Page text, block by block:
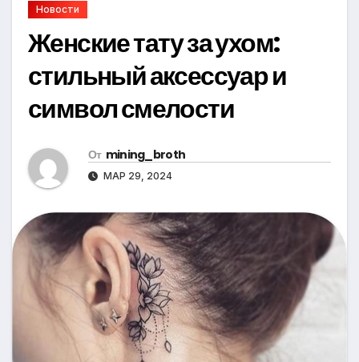
Новости
Женские тату за ухом:
стильный аксессуар и
символ смелости
От mining_broth
МАР 29, 2024